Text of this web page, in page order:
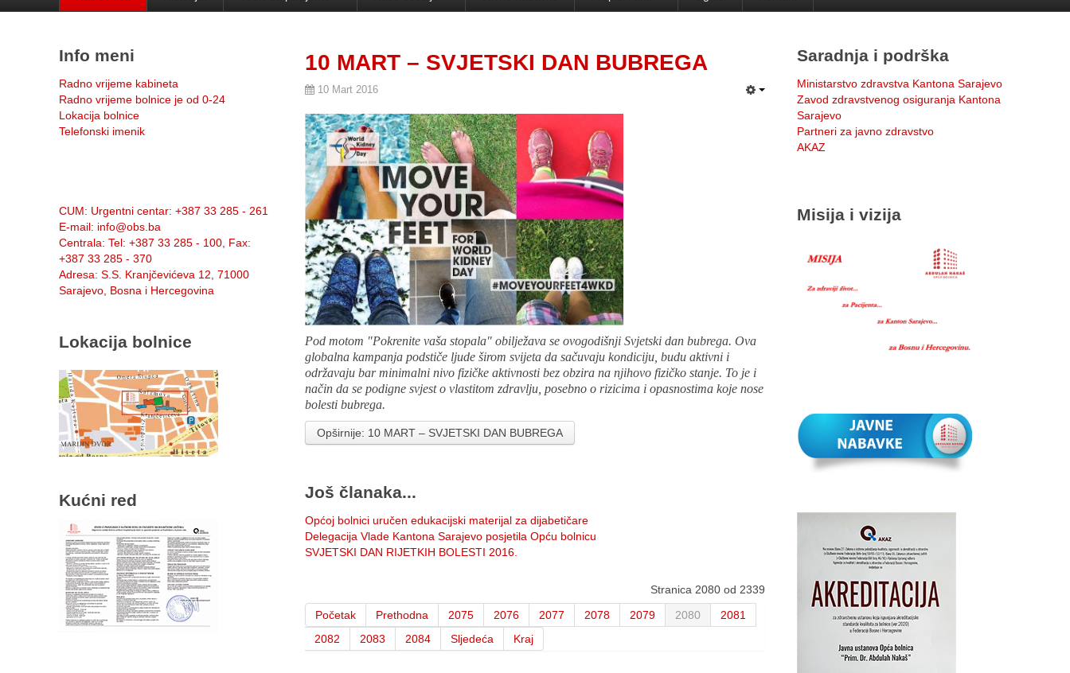
10 MART – SVJETSKI DAN BUBREGA
10 Mart 2016
Pod motom "Pokrenite vaša stopala" obilježava se ovogodišnji Svjetski dan bubrega. Ova
globalna kampanja podstiče ljude širom svijeta da sačuvaju kondiciju, budu aktivni i
održavaju bar minimalni nivo fizičke aktivnosti bez obzira na njihovo fizičko stanje. To je i
način da se podigne svjest o vlastitom zdravlju, posebno o rizicima i opasnostima koje nose
bolesti bubrega.
Opširnije: 10 MART – SVJETSKI DAN BUBREGA
Još članaka...
Općoj bolnici uručen edukacijski materijal za dijabetičare
Delegacija Vlade Kantona Sarajevo posjetila Opću bolnicu
SVJETSKI DAN RIJETKIH BOLESTI 2016.
Stranica 2080 od 2339
Početak
Prethodna 2075 2076 2077 2078 2079 2080
2081
2082
2083 2084 Sljedeća Kraj
Info meni
Radno vrijeme kabineta
Radno vrijeme bolnice je od 0-24
Lokacija bolnice
Telefonski imenik
CUM: Urgentni centar: +387 33 285 - 261
E-mail: info@obs.ba
Centrala: Tel: +387 33 285 - 100, Fax:
+387 33 285 - 370
Adresa: S.S. Kranjčevićeva 12, 71000
Sarajevo, Bosna i Hercegovina
Lokacija bolnice
Kućni red
Saradnja i podrška
Ministarstvo zdravstva Kantona Sarajevo
Zavod zdravstvenog osiguranja Kantona
Sarajevo
Partneri za javno zdravstvo
AKAZ
Misija i vizija